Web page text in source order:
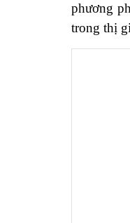
phương
trong thị